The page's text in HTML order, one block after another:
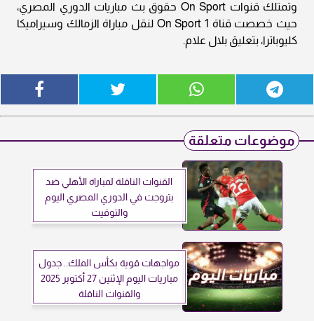
وتمتلك قنوات On Sport حقوق بث مباريات الدوري المصري،
حيث خصصت قناة On Sport 1 لنقل مباراة الزمالك وسيراميكا
كليوباترا، بتعليق بلال علام.
موضوعات متعلقة
القنوات الناقلة لمباراة الأهلي ضد
بتروجت في الدوري المصري اليوم
والتوقيت
مواجهات قوية بكأس الملك.. جدول
مباريات اليوم الإثنين 27 أكتوبر 2025
والقنوات الناقلة